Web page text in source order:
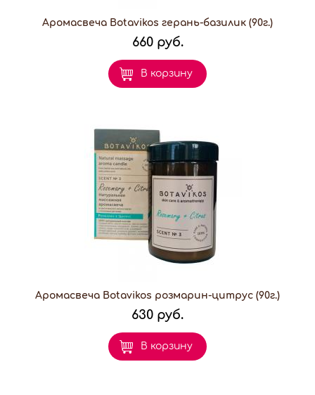
Аромасвеча Botavikos герань-базилик (90г.)
660 руб.
В корзину
Аромасвеча Botavikos розмарин-цитрус (90г.)
630 руб.
В корзину